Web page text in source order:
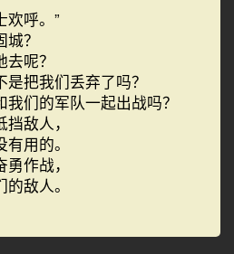
欢呼。”
？
呢？
把我们丢弃了吗？
们的军队一起出战吗？
敌人，
用的。
作战，
敌人。